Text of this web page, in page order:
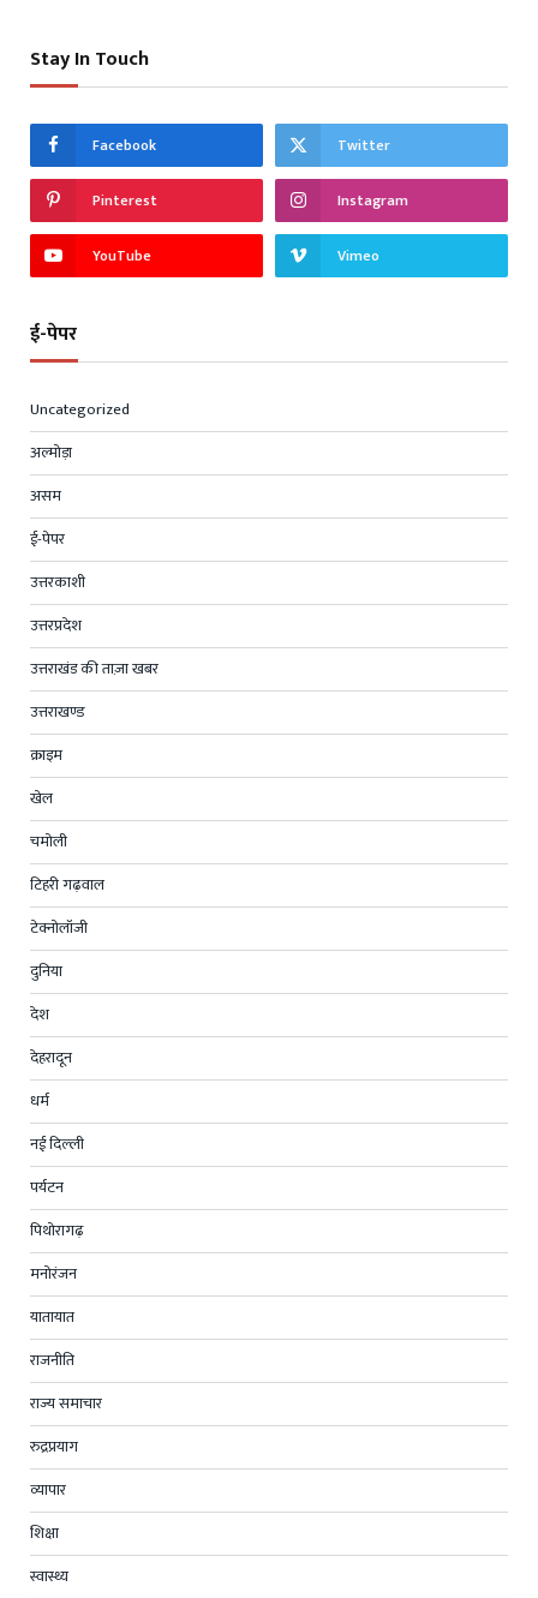
Stay In Touch
Facebook Twitter
Pinterest Instagram
YouTube Vimeo
ई-पेपर
Uncategorized
अल्मोड़ा
असम
ई-पेपर
उत्तरकाशी
उत्तरप्रदेश
उत्तराखंड की ताज़ा खबर
उत्तराखण्ड
क्राइम
खेल
चमोली
टिहरी गढ़वाल
टेक्नोलॉजी
दुनिया
देश
देहरादून
धर्म
नई दिल्ली
पर्यटन
पिथोरागढ़
मनोरंजन
यातायात
राजनीति
राज्य समाचार
रुद्रप्रयाग
व्यापार
शिक्षा
स्वास्थ्य